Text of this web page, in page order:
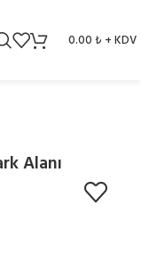
0.00₺ + KDV
Alanı